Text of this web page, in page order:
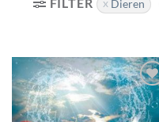
Dieren
Toevoegen
aan
wenslijst